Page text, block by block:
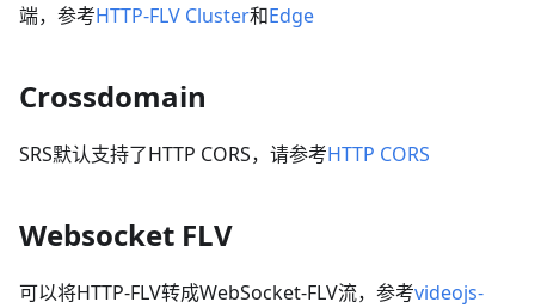
端，参考HTTP-FLV Cluster和Edge
Crossdomain
SRS默认支持了HTTP CORS，请参考HTTP CORS
Websocket FLV
可以将HTTP-FLV转成WebSocket-FLV流，参考videojs-